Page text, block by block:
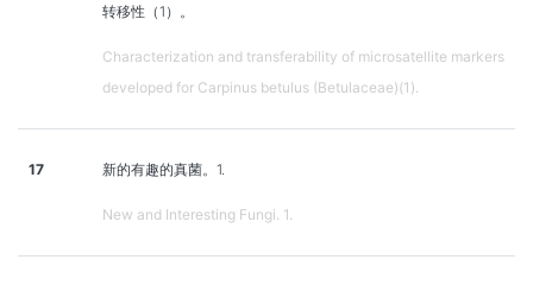
转移性（1）。
Characterization and transferability of microsatellite markers
developed for Carpinus betulus (Betulaceae)(1).
17 新的有趣的真菌。1.
New and Interesting Fungi. 1.